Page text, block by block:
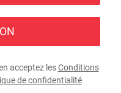
acceptez lesConditions
de confidentialité